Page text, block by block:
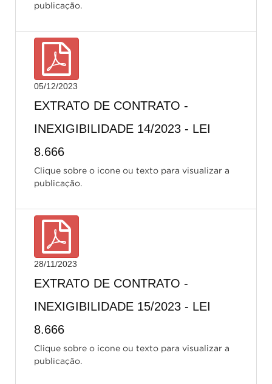
publicação.
05/12/2023
EXTRATO DE CONTRATO -
INEXIGIBILIDADE 14/2023 - LEI
8.666
Clique sobre o icone ou texto para visualizar a
publicação.
28/11/2023
EXTRATO DE CONTRATO -
INEXIGIBILIDADE 15/2023 - LEI
8.666
Clique sobre o icone ou texto para visualizar a
publicação.